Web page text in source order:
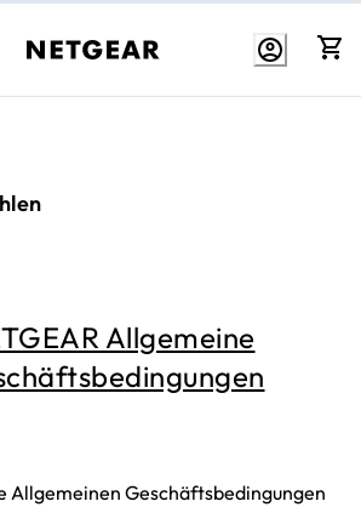
Allgemeine
Allgemeinen Geschäftsbedingungen